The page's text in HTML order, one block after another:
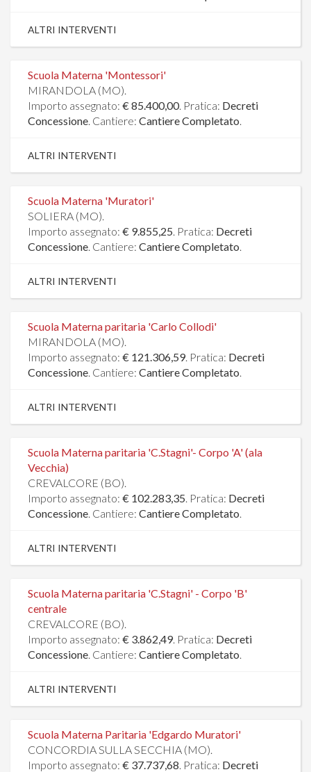
ALTRI INTERVENTI
Scuola Materna 'Montessori'
MIRANDOLA (MO).
Importo assegnato: € 85.400,00. Pratica: Decreti
Concessione. Cantiere: Cantiere Completato.
ALTRI INTERVENTI
Scuola Materna 'Muratori'
SOLIERA (MO).
Importo assegnato: € 9.855,25. Pratica: Decreti
Concessione. Cantiere: Cantiere Completato.
ALTRI INTERVENTI
Scuola Materna paritaria 'Carlo Collodi'
MIRANDOLA (MO).
Importo assegnato: € 121.306,59. Pratica: Decreti
Concessione. Cantiere: Cantiere Completato.
ALTRI INTERVENTI
Scuola Materna paritaria 'C.Stagni'- Corpo 'A' (ala
Vecchia)
CREVALCORE (BO).
Importo assegnato: € 102.283,35. Pratica: Decreti
Concessione. Cantiere: Cantiere Completato.
ALTRI INTERVENTI
Scuola Materna paritaria 'C.Stagni' - Corpo 'B'
centrale
CREVALCORE (BO).
Importo assegnato: € 3.862,49. Pratica: Decreti
Concessione. Cantiere: Cantiere Completato.
ALTRI INTERVENTI
Scuola Materna Paritaria 'Edgardo Muratori'
CONCORDIA SULLA SECCHIA (MO).
Importo assegnato: € 37.737,68. Pratica: Decreti